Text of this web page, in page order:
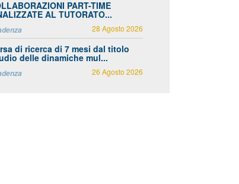
PART-TIME
AL TUTORATO...
28 Agosto 2026
di ricerca di 7 mesi dal titolo
delle dinamiche mul...
26 Agosto 2026